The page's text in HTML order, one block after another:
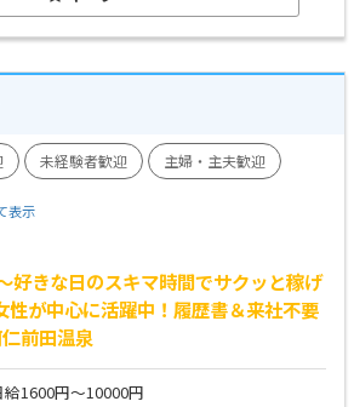
未経験者歓迎
主婦・主夫歓迎
表示
きな日のスキマ時間でサクッと稼げ
が中心に活躍中！履歴書＆来社不要
前田温泉
給1600円～10000円